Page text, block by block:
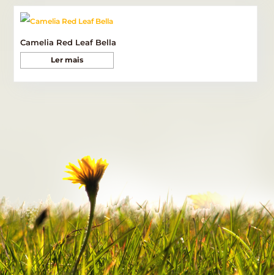
Camelia Red Leaf Bella
Ler mais